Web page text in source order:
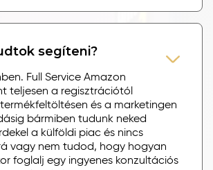
segíteni?
Full Service Amazon
teljesen a regisztrációtól
és a marketingen
bármiben tudunk neked
a külföldi piac és nincs
vagy nem tudod, hogy hogyan
foglalj egy ingyenes konzultációs